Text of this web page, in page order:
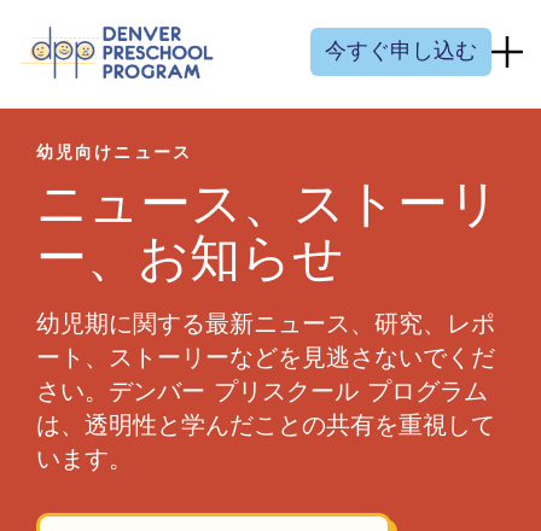
今すぐ申し込む
幼児向けニュース
ニュース、ストーリ
ー、お知らせ
幼児期に関する最新ニュース、研究、レポ
ート、ストーリーなどを見逃さないでくだ
さい。デンバー プリスクール プログラム
は、透明性と学んだことの共有を重視して
います。